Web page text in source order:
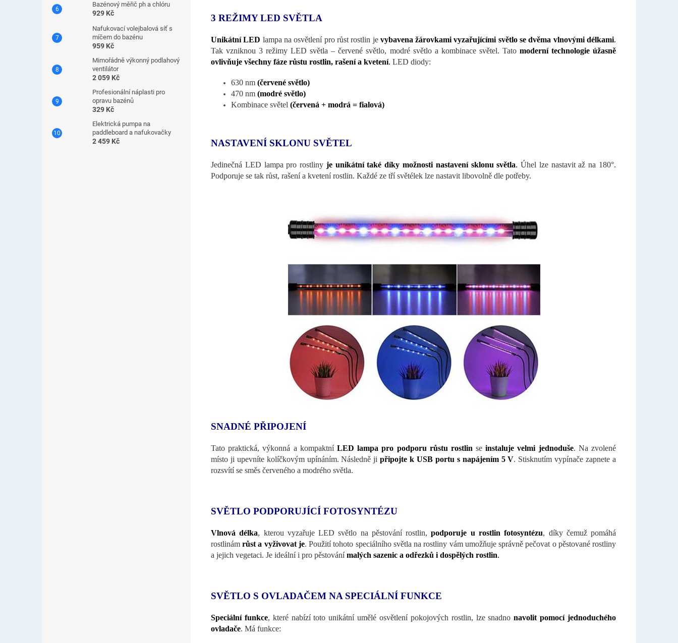
Bazénový měřič ph a chlóru
929 Kč
Nafukovací volejbalová síť s
míčem do bazénu
959 Kč
Mimořádně výkonný podlahový
ventilátor
2 059 Kč
Profesionální náplasti pro
opravu bazénů
329 Kč
Elektrická pumpa na
paddleboard a nafukovačky
2 459 Kč
3 REŽIMY LED SVĚTLA
Unikátní LED lampa na osvětlení pro růst rostlin je vybavena žárovkami vyzařujícími světlo se dvěma vlnovými délkami.
Tak vzniknou 3 režimy LED světla – červené světlo, modré světlo a kombinace světel. Tato moderní technologie úžasně
ovlivňuje všechny fáze růstu rostlin, rašení a kvetení. LED diody:
630 nm (červené světlo)
470 nm (modré světlo)
Kombinace světel (červená + modrá = fialová)
NASTAVENÍ SKLONU SVĚTEL
Jedinečná LED lampa pro rostliny je unikátní také díky možnosti nastavení sklonu světla. Úhel lze nastavit až na 180°.
Podporuje se tak růst, rašení a kvetení rostlin. Každé ze tří světélek lze nastavit libovolně dle potřeby.
SNADNÉ PŘIPOJENÍ
Tato praktická, výkonná a kompaktní LED lampa pro podporu růstu rostlin seinstaluje velmi jednoduše. Na zvolené
místo ji upevníte kolíčkovým upínáním. Následně ji připojte k USB portu s napájením 5 V. Stisknutím vypínače zapnete a
rozsvítí se směs červeného a modrého světla.
SVĚTLO PODPORUJÍCÍ FOTOSYNTÉZU
Vlnová délka, kterou vyzařuje LED světlo na pěstování rostlin,podporuje u rostlin fotosyntézu, díky čemuž pomáhá
rostlinámrůst a vyživovat je. Použití tohoto speciálního světla na rostliny vám umožňuje správně pečovat o pěstované rostliny
a jejich vegetaci. Je ideální i pro pěstovánímalých sazenic a odřezků i dospělých rostlin.
SVĚTLO S OVLADAČEM NA SPECIÁLNÍ FUNKCE
Speciální funkce, které nabízí toto unikátní umělé osvětlení pokojových rostlin, lze snadno navolit pomocí jednoduchého
ovladače. Má funkce: